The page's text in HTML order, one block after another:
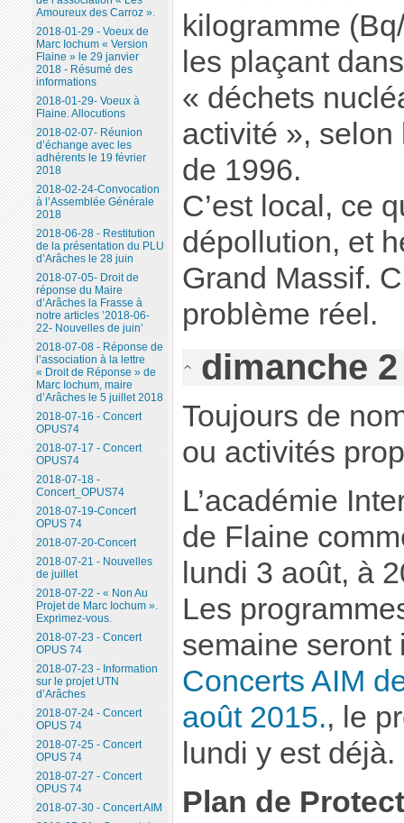
kilogramme
les plaçant
« déchets
activité »,
de 1996.
C’est local, ce
dépollution, et
Grand Massif.
problème réel.
dimanche
Toujours de
ou activités
L’académie
de Flaine
lundi 3 août, à
Les
semaine
Concerts AIM
août 2015., le
lundi y est déjà.
Plan de
Amoureux des Carroz ».
2018-01-29 - Voeux de
Marc Iochum « Version
Flaine » le 29 janvier
2018 - Résumé des
informations
2018-01-29- Voeux à
Flaine. Allocutions
2018-02-07- Réunion
d’échange avec les
adhérents le 19 février
2018
2018-02-24-Convocation
à l’Assemblée Générale
2018
2018-06-28 - Restitution
de la présentation du PLU
d’Arâches le 28 juin
2018-07-05- Droit de
réponse du Maire
d’Arâches la Frasse à
notre articles ’2018-06-
22- Nouvelles de juin’
2018-07-08 - Réponse de
l’association à la lettre
« Droit de Réponse » de
Marc Iochum, maire
d’Arâches le 5 juillet 2018
2018-07-16 - Concert
OPUS74
2018-07-17 - Concert
OPUS74
2018-07-18 -
Concert_OPUS74
2018-07-19-Concert
OPUS 74
2018-07-20-Concert
2018-07-21 - Nouvelles
de juillet
2018-07-22 - « Non Au
Projet de Marc Iochum ».
Exprimez-vous.
2018-07-23 - Concert
OPUS 74
2018-07-23 - Information
sur le projet UTN
d’Arâches
2018-07-24 - Concert
OPUS 74
2018-07-25 - Concert
OPUS 74
2018-07-27 - Concert
OPUS 74
2018-07-30 - Concert AIM